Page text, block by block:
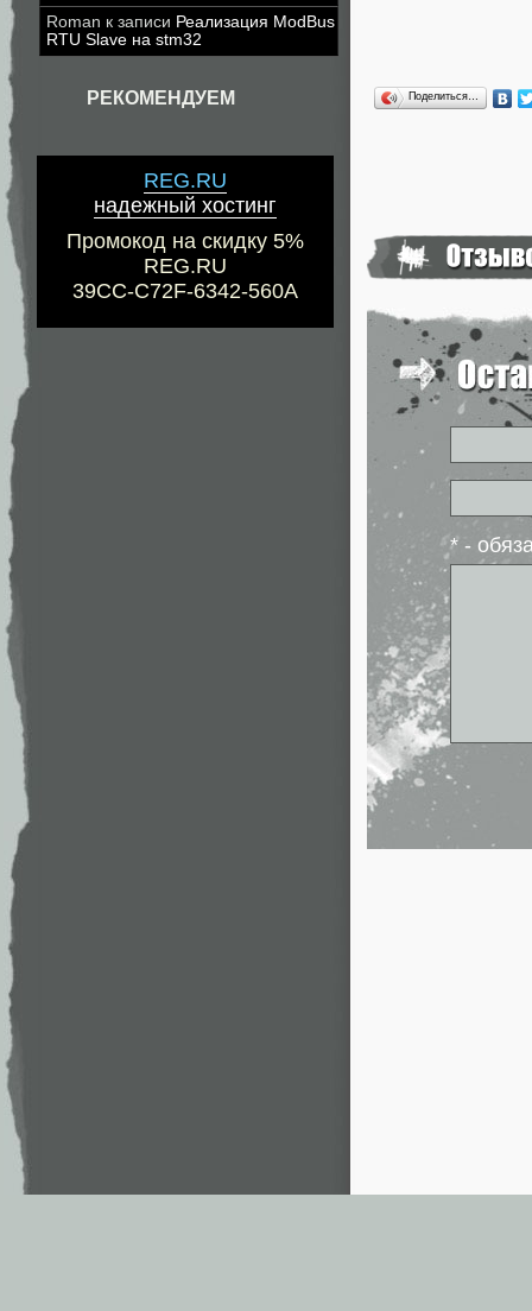
Roman к записи Реализация ModBus
RTU Slave на stm32
РЕКОМЕНДУЕМ
REG.RU
надежный хостинг
Промокод на скидку 5%
REG.RU
39CC-C72F-6342-560A
Поделиться…
* -